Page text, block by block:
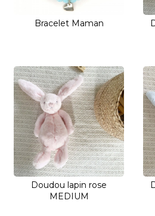
Bracelet Maman
Doudou lapin rose
MEDIUM